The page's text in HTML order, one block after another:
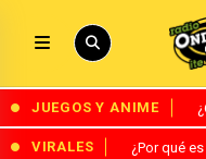
JUEGOS Y ANIME
VIRALES ¿Por qué